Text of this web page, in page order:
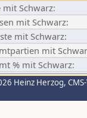
mit Schwarz:
mit Schwarz:
mit Schwarz:
mit
% mit Schwarz:
Heinz Herzog,